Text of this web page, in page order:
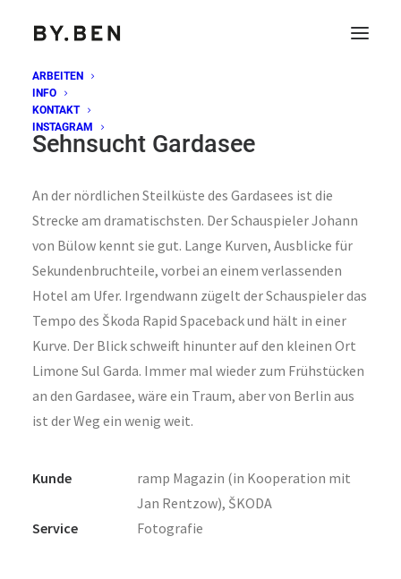
ARBEITEN
INFO
KONTAKT
INSTAGRAM
Sehnsucht Gardasee
An der nördlichen Steilküste des Gardasees ist die
Strecke am dramatischsten. Der Schauspieler Johann
von Bülow kennt sie gut. Lange Kurven, Ausblicke für
Sekundenbruchteile, vorbei an einem verlassenden
Hotel am Ufer. Irgendwann zügelt der Schauspieler das
Tempo des Škoda Rapid Spaceback und hält in einer
Kurve. Der Blick schweift hinunter auf den kleinen Ort
Limone Sul Garda. Immer mal wieder zum Frühstücken
an den Gardasee, wäre ein Traum, aber von Berlin aus
ist der Weg ein wenig weit.
Kunde
ramp Magazin (in Kooperation mit
Jan Rentzow), ŠKODA
Service
Fotografie